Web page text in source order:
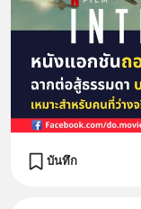
บันทึก